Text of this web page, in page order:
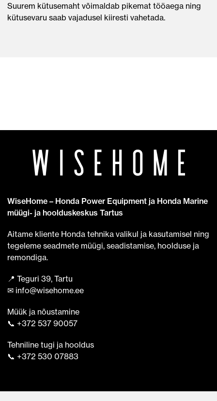
Suurem kütusemaht võimaldab pikemat tööaega ning
kütusevaru saab vajadusel kiiresti vahetada.
WiseHome – Honda Power Equipment ja Honda Marine
müügi- ja hoolduskeskus Tartus
Aitame kliente Honda tehnika valikul ja kasutamisel ning
tegeleme seadmete müügi, seadistamise, hoolduse ja
remondiga.
📍 Teguri 39, Tartu
✉ info@wisehome.ee
Müük ja nõustamine
📞 +372 537 90057
Tehniline tugi ja hooldus
📞 +372 530 07883